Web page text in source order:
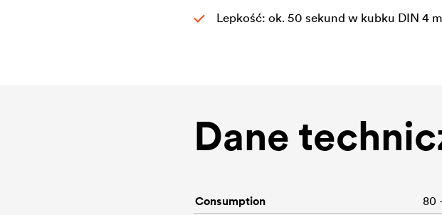
Lepkość: ok. 50 sekund w kubku DIN 4
Dane
Consumption
80